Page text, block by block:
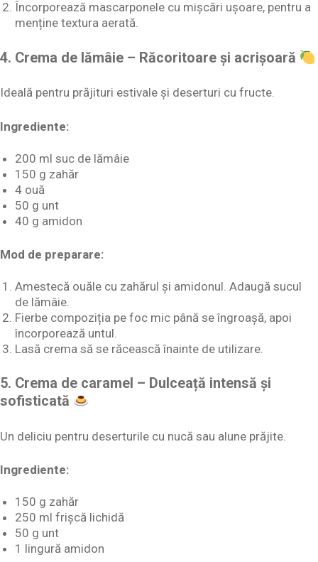
Încorporează mascarponele cu mișcări ușoare, pentru a
menține textura aerată.
4. Crema de lămâie – Răcoritoare și acrișoară
Ideală pentru prăjituri estivale și deserturi cu fructe.
Ingrediente:
200 ml suc de lămâie
150 g zahăr
4 ouă
50 g unt
40 g amidon
Mod de preparare:
Amestecă ouăle cu zahărul și amidonul. Adaugă sucul
de lămâie.
Fierbe compoziția pe foc mic până se îngroașă, apoi
încorporează untul.
Lasă crema să se răcească înainte de utilizare.
5. Crema de caramel – Dulceață intensă și
sofisticată
Un deliciu pentru deserturile cu nucă sau alune prăjite.
Ingrediente:
150 g zahăr
250 ml frișcă lichidă
50 g unt
1 lingură amidon